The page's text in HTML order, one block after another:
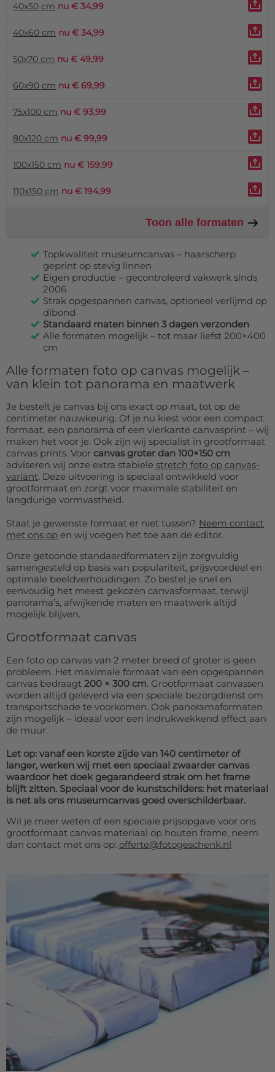
40x50 cm nu € 34,99
40x60 cm nu € 34,99
50x70 cm nu € 49,99
60x90 cm nu € 69,99
75x100 cm nu € 93,99
80x120 cm nu € 99,99
100x150 cm nu € 159,99
110x150 cm nu € 194,99
Toon alle formaten
Topkwaliteit museumcanvas – haarscherp
geprint op stevig linnen
Eigen productie – gecontroleerd vakwerk sinds
2006
Strak opgespannen canvas, optioneel verlijmd op
dibond
Standaard maten binnen 3 dagen verzonden
Alle formaten mogelijk – tot maar liefst 200×400
cm
Alle formaten foto op canvas mogelijk –
van klein tot panorama en maatwerk
Je bestelt je canvas bij ons exact op maat, tot op de
centimeter nauwkeurig. Of je nu kiest voor een compact
formaat, een panorama of een vierkante canvasprint – wij
maken het voor je. Ook zijn wij specialist in grootformaat
canvas prints. Voor canvas groter dan 100×150 cm
adviseren wij onze extra stabiele stretch foto op canvas-
variant. Deze uitvoering is speciaal ontwikkeld voor
grootformaat en zorgt voor maximale stabiliteit en
langdurige vormvastheid.
Staat je gewenste formaat er niet tussen? Neem contact
met ons op en wij voegen het toe aan de editor.
Onze getoonde standaardformaten zijn zorgvuldig
samengesteld op basis van populariteit, prijsvoordeel en
optimale beeldverhoudingen. Zo bestel je snel en
eenvoudig het meest gekozen canvasformaat, terwijl
panorama’s, afwijkende maten en maatwerk altijd
mogelijk blijven.
Grootformaat canvas
Een foto op canvas van 2 meter breed of groter is geen
probleem. Het maximale formaat van een opgespannen
canvas bedraagt 200 × 300 cm. Grootformaat canvassen
worden altijd geleverd via een speciale bezorgdienst om
transportschade te voorkomen. Ook panoramaformaten
zijn mogelijk – ideaal voor een indrukwekkend effect aan
de muur.
Let op: vanaf een korste zijde van 140 centimeter of
langer, werken wij met een speciaal zwaarder canvas
waardoor het doek gegarandeerd strak om het frame
blijft zitten. Speciaal voor de kunstschilders: het materiaal
is net als ons museumcanvas goed overschilderbaar.
Wil je meer weten of een speciale prijsopgave voor ons
grootformaat canvas materiaal op houten frame, neem
dan contact met ons op: offerte@fotogeschenk.nl